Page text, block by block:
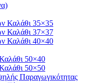
Καλάθι 35×35
Καλάθι 37×37
Καλάθι 40×40
50×40
50×50
Παραγωγικότητας